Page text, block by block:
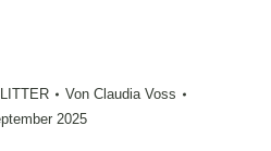
Von Claudia Voss
2025